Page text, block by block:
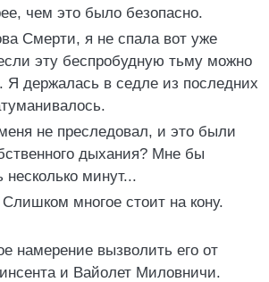
чем это было безопасно.
Смерти, я не спала вот уже
эту беспробудную тьму можно
Я держалась в седле из последних
не преследовал, и это были
дыхания? Мне бы
несколько минут...
Слишком многое стоит на кону.
намерение вызволить его от
и Вайолет Миловничи.